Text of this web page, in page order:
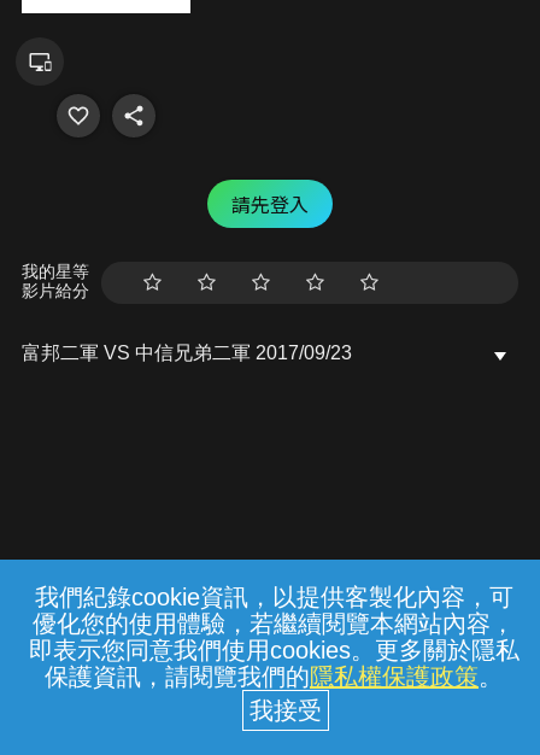
我們紀錄cookie資訊，以提供客製化內容，可
優化您的使用體驗，若繼續閱覽本網站內容，
即表示您同意我們使用cookies。更多關於隱私
保護資訊，請閱覽我們的隱私權保護政策。
請先登入
我的星等
影片給分
富邦二軍 VS 中信兄弟二軍 2017/09/23
常見問題 線上客服 服務條款 隱私權保護
中華電信股份有限公司個人家庭分公司
(統一編號：96979949) © 2026
{{notifyMsg}}